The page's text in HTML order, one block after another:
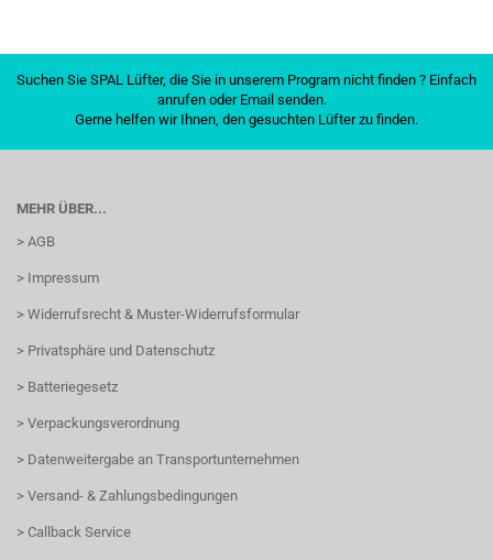
Suchen Sie SPAL Lüfter, die Sie in unserem Program nicht finden ? Einfach
anrufen oder Email senden.
Gerne helfen wir Ihnen, den gesuchten Lüfter zu finden.
MEHR ÜBER...
> AGB
> Impressum
> Widerrufsrecht & Muster-Widerrufsformular
> Privatsphäre und Datenschutz
> Batteriegesetz
> Verpackungsverordnung
> Datenweitergabe an Transportunternehmen
> Versand- & Zahlungsbedingungen
> Callback Service